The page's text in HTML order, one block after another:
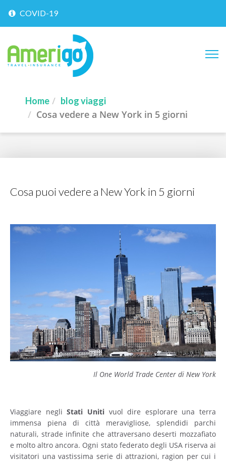
COVID-19
Home blog viaggi
Cosa vedere a New York in 5 giorni
Cosa puoi vedere a New York in 5 giorni
Il One World Trade Center di New York
Viaggiare negliStati Unitivuol dire esplorare una terra
immensa piena di città meravigliose, splendidi parchi
naturali, strade infinite che attraversano deserti mozzafiato
e molto altro ancora. Ogni stato federato degli USA riserva ai
visitatori una vastissima serie di attrazioni, ragion per cui i